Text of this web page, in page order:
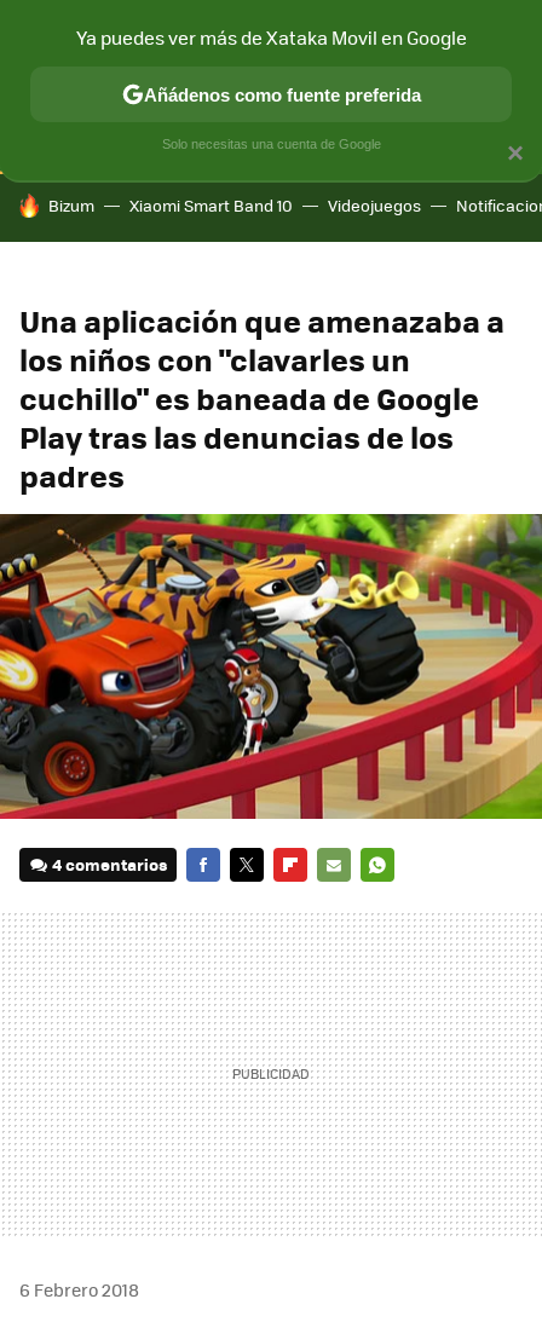
CONECTIVIDAD MÓVIL Y SOCIEDAD APLICACIONES
HOY SE HABLA DE
Bizum Xiaomi Smart Band 10 Videojuegos
Una aplicación que amenazaba a
los niños con "clavarles un
cuchillo" es baneada de Google
Play tras las denuncias de los
padres
4 comentarios
MAIL
6 Febrero 2018
×
Ya puedes ver más de Xataka Movil en Google
Añádenos como fuente preferida
Solo necesitas una cuenta de Google